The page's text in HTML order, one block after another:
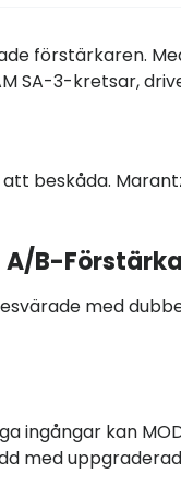
förstärkaren.
SA-3-kretsar,
beskåda.
A/B-
med
ingångar kan
med